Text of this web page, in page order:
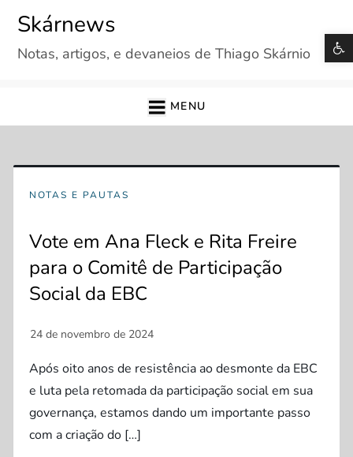
content
Skárnews
Notas, artigos, e devaneios de Thiago Skárnio
MENU
NOTAS E PAUTAS
Vote em Ana Fleck e Rita Freire
para o Comitê de Participação
Social da EBC
Após oito anos de resistência ao desmonte da EBC
e luta pela retomada da participação social em sua
governança, estamos dando um importante passo
com a criação do […]